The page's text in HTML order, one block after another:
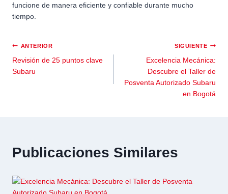
funcione de manera eficiente y confiable durante mucho
tiempo.
ANTERIOR
Revisión de 25 puntos clave
Subaru
SIGUIENTE
Excelencia Mecánica:
Descubre el Taller de
Posventa Autorizado Subaru
en Bogotá
Publicaciones Similares